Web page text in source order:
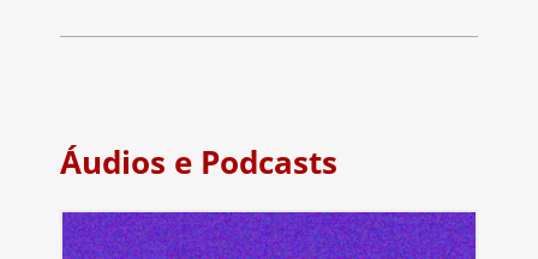
Áudios e Podcasts